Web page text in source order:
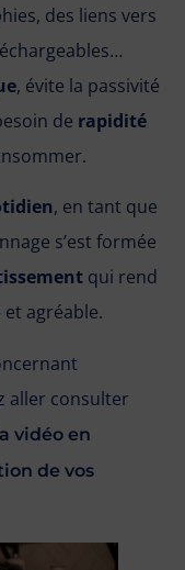
des liens vers
, évite la passivité
de rapidité
, en tant que
s’est formée
qui rend
agréable.
aller consulter
vidéo en
de vos